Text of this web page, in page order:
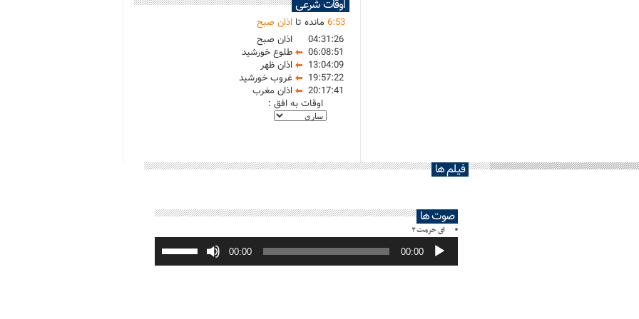
اوقات شرعی
6:53 مانده تا اذان صبح
04:31:26
اذان صبح
06:08:51
طلوع خورشید
13:04:09
اذان ظهر
19:57:22
غروب خورشید
20:17:41
اذان مغرب
اوقات به افق :
فیلم ها
صوت ها
ای حرمت ۲
پخش‌کننده
صوت 00:00
00:00
برای
افزایش
یا
صدا